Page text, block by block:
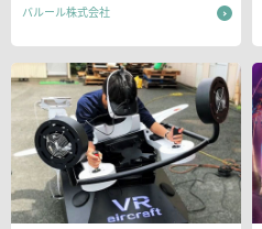
バルール株式会社